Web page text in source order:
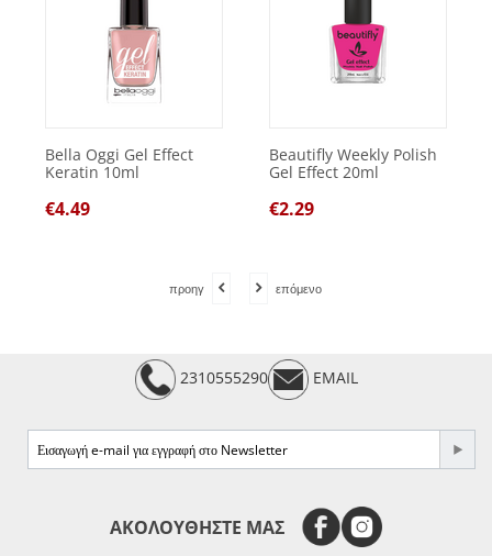
Bella Oggi Gel Effect
Keratin 10ml
€4.49
Beautifly Weekly Polish
Gel Effect 20ml
€2.29
προηγ επόμενο
2310555290 EMAIL
ΑΚΟΛΟΥΘΗΣΤΕ ΜΑΣ